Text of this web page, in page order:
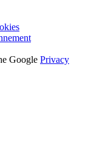
Google Privacy